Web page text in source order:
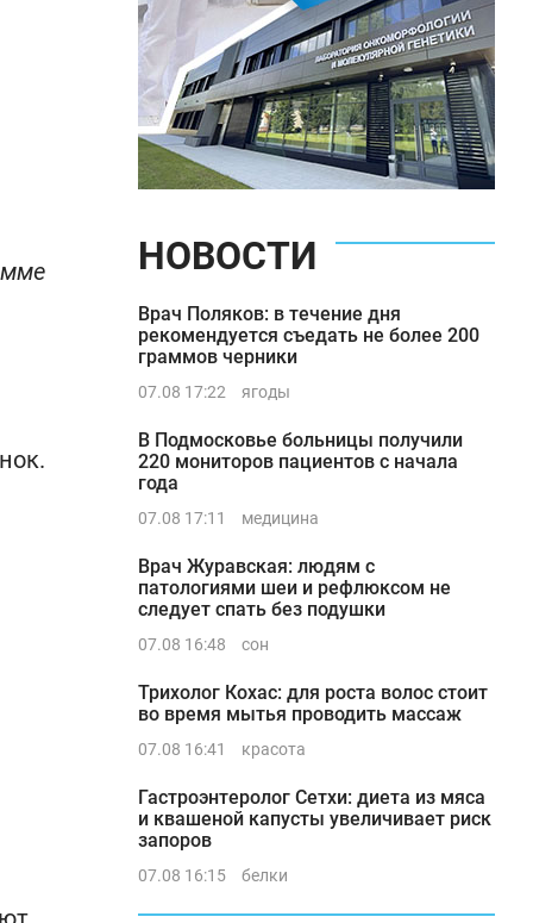
НОВОСТИ
Врач Поляков: в течение дня
рекомендуется съедать не более 200
граммов черники
07.08 17:22 ягоды
В Подмосковье больницы получили
220 мониторов пациентов с начала
года
07.08 17:11 медицина
Врач Журавская: людям с
патологиями шеи и рефлюксом не
следует спать без подушки
07.08 16:48 сон
Трихолог Кохас: для роста волос стоит
во время мытья проводить массаж
07.08 16:41 красота
Гастроэнтеролог Сетхи: диета из мяса
и квашеной капусты увеличивает риск
запоров
07.08 16:15 белки